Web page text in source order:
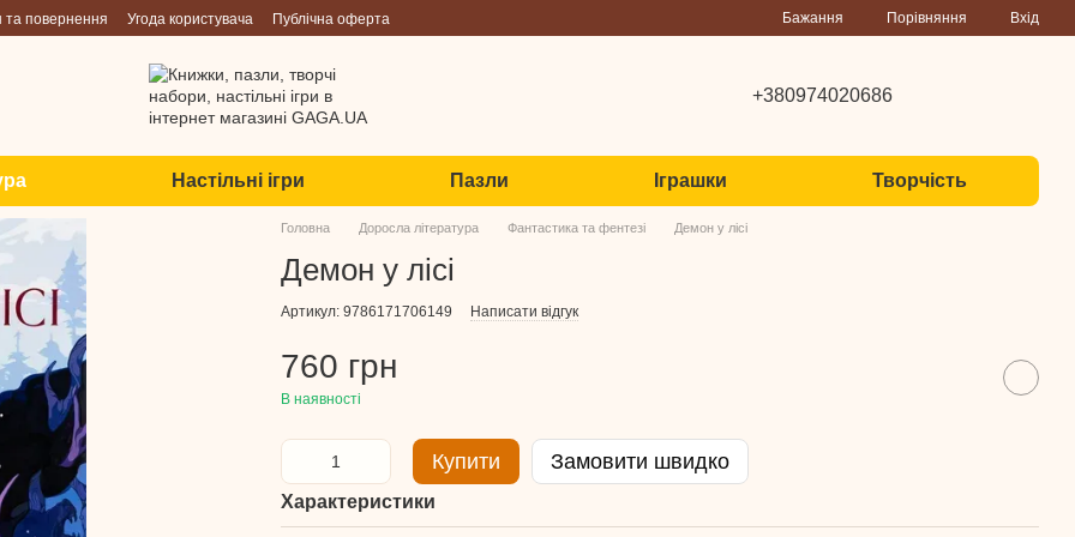
та повернення Угода користувача Публічна оферта Бажання Порівняння Вхід
+380974020686
Настільні ігри Пазли Іграшки Творчість
Головна Доросла література Фантастика та фентезі Демон у лісі
Демон у лісі
Артикул: 9786171706149 Написати відгук
760 грн
В наявності
Купити Замовити швидко
Характеристики